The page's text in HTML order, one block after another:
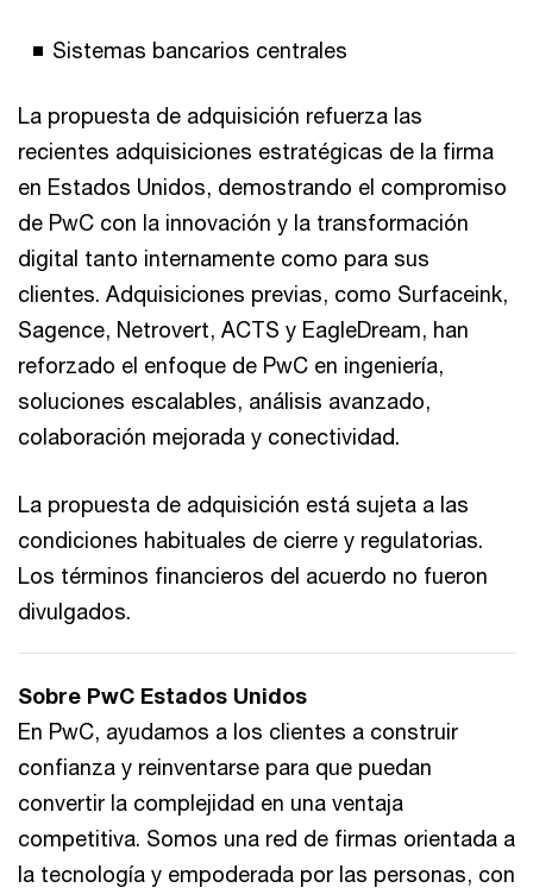
Sistemas bancarios centrales
La propuesta de adquisición refuerza las
recientes adquisiciones estratégicas de la firma
en Estados Unidos, demostrando el compromiso
de PwC con la innovación y la transformación
digital tanto internamente como para sus
clientes. Adquisiciones previas, como Surfaceink,
Sagence, Netrovert, ACTS y EagleDream, han
reforzado el enfoque de PwC en ingeniería,
soluciones escalables, análisis avanzado,
colaboración mejorada y conectividad.
La propuesta de adquisición está sujeta a las
condiciones habituales de cierre y regulatorias.
Los términos financieros del acuerdo no fueron
divulgados.
Sobre PwC Estados Unidos
En PwC, ayudamos a los clientes a construir
confianza y reinventarse para que puedan
convertir la complejidad en una ventaja
competitiva. Somos una red de firmas orientada a
la tecnología y empoderada por las personas, con